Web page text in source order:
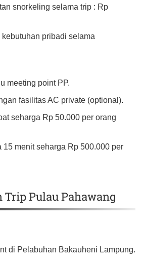
snorkeling selama trip : Rp
pribadi selama
meeting point PP.
fasilitas AC private (optional).
seharga Rp 50.000 per orang
15 menit seharga Rp 500.000 per
Trip Pulau Pahawang
di Pelabuhan Bakauheni Lampung.